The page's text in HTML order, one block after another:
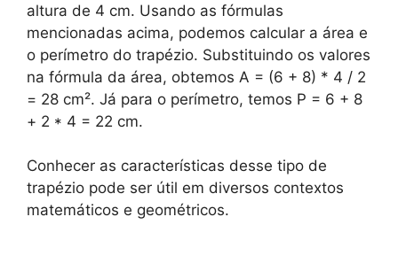
altura de 4 cm. Usando as fórmulas
mencionadas acima, podemos calcular a área e
o perímetro do trapézio. Substituindo os valores
na fórmula da área, obtemos A = (6 + 8) * 4 / 2
= 28 cm². Já para o perímetro, temos P = 6 + 8
+ 2 * 4 = 22 cm.
Conhecer as características desse tipo de
trapézio pode ser útil em diversos contextos
matemáticos e geométricos.